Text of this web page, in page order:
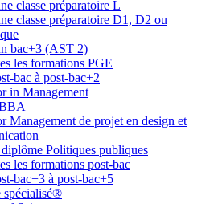
classe préparatoire L
classe préparatoire D1, D2 ou
bac+3 (AST 2)
les formations PGE
bac à post-bac+2
in Management
Management de projet en design et
Politiques publiques
les formations post-bac
bac+3 à post-bac+5
spécialisé®